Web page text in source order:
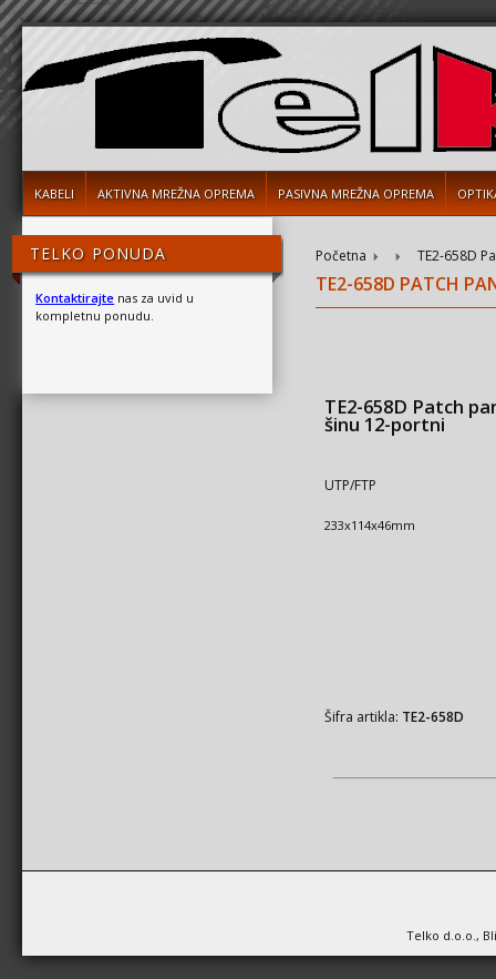
KABELI AKTIVNA MREŽNA OPREMA PASIVNA MREŽNA OPREMA
TELKO PONUDA
Kontaktirajte nas za uvid u
kompletnu ponudu.
Početna TE2-658D
TE2-658D PATCH
TE2-658D Patch
šinu 12-portni
UTP/FTP
233x114x46mm
Šifra artikla: TE2-658D
Telko d.o.o.,